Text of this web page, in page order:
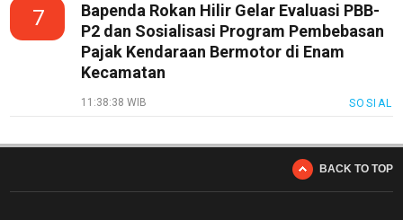
7
Bapenda Rokan Hilir Gelar Evaluasi PBB-
P2 dan Sosialisasi Program Pembebasan
Pajak Kendaraan Bermotor di Enam
Kecamatan
11:38:38 WIB SOSIAL
BACK TO TOP